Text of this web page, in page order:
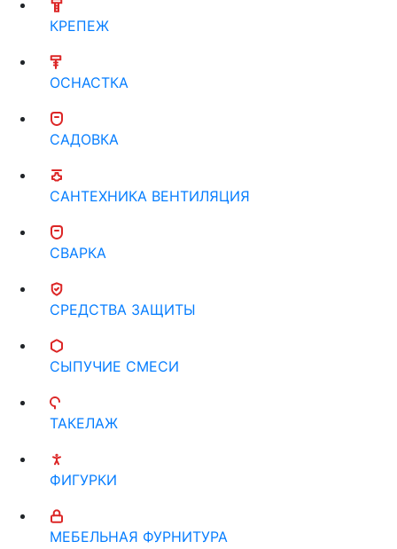
КРЕПЕЖ
ОСНАСТКА
САДОВКА
САНТЕХНИКА ВЕНТИЛЯЦИЯ
СВАРКА
СРЕДСТВА ЗАЩИТЫ
СЫПУЧИЕ СМЕСИ
ТАКЕЛАЖ
ФИГУРКИ
МЕБЕЛЬНАЯ ФУРНИТУРА